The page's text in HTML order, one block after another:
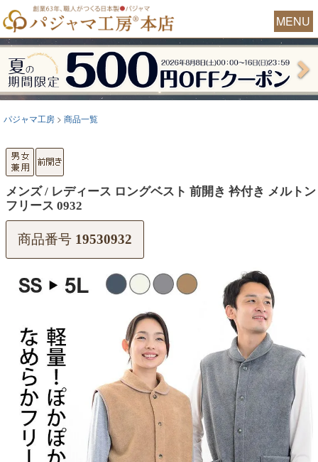
MENU
パジャマ工房 商品一覧
メンズ / レディース ロングベスト 前開き 衿付き メルトン
フリース 0932
商品番号 19530932